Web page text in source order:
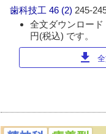
歯科技工 46 (2) 245-
全文ダウンロー
円(税込) です。
download